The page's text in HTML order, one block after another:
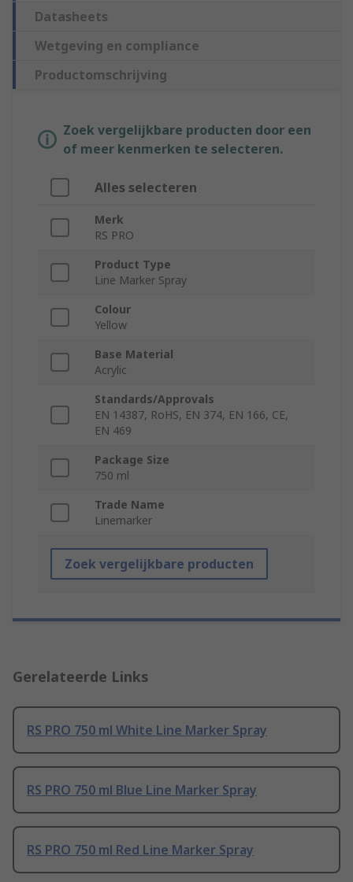
Datasheets
Wetgeving en compliance
Productomschrijving
Zoek vergelijkbare producten door een
of meer kenmerken te selecteren.
Alles selecteren
Merk
RS PRO
Product Type
Line Marker Spray
Colour
Yellow
Base Material
Acrylic
Standards/Approvals
EN 14387, RoHS, EN 374, EN 166, CE,
EN 469
Package Size
750 ml
Trade Name
Linemarker
Zoek vergelijkbare producten
Gerelateerde Links
RS PRO 750 ml White Line Marker Spray
RS PRO 750 ml Blue Line Marker Spray
RS PRO 750 ml Red Line Marker Spray